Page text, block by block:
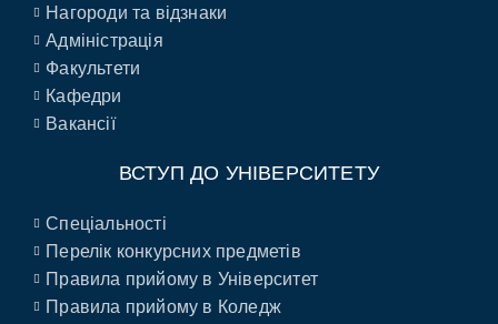
Нагороди та відзнаки
Адміністрація
Факультети
Кафедри
Вакансії
ВСТУП ДО УНІВЕРСИТЕТУ
Спеціальності
Перелік конкурсних предметів
Правила прийому в Університет
Правила прийому в Коледж